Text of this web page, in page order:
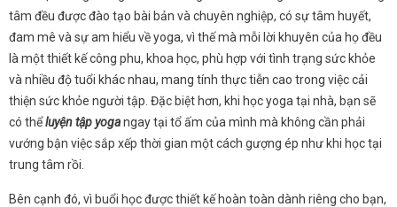
tâm đều được đào tạo bài bản và chuyên nghiệp, có sự tâm huyết,
đam mê và sự am hiểu về yoga, vì thế mà mỗi lời khuyên của họ đều
là một thiết kế công phu, khoa học, phù hợp với tình trạng sức khỏe
và nhiều độ tuổi khác nhau, mang tính thực tiễn cao trong việc cải
thiện sức khỏe người tập. Đặc biệt hơn, khi học yoga tại nhà, bạn sẽ
có thểluyện tập yogangay tại tổ ấm của mình mà không cần phải
vướng bận việc sắp xếp thời gian một cách gượng ép như khi học tại
trung tâm rồi.
Bên cạnh đó, vì buổi học được thiết kế hoàn toàn dành riêng cho bạn,